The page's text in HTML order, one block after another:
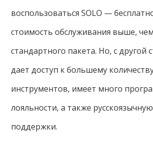
воспользоваться SOLO —
стоимость обслуживания выше,
стандартного пакета. Но, с другой
дает доступ к большему
инструментов, имеет много
лояльности, а также
поддержки.